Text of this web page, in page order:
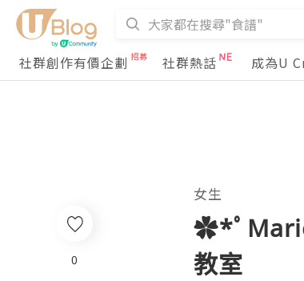
社群創作有價企劃
社群熱話 成為U
0
女生
✿*ﾟ
教室